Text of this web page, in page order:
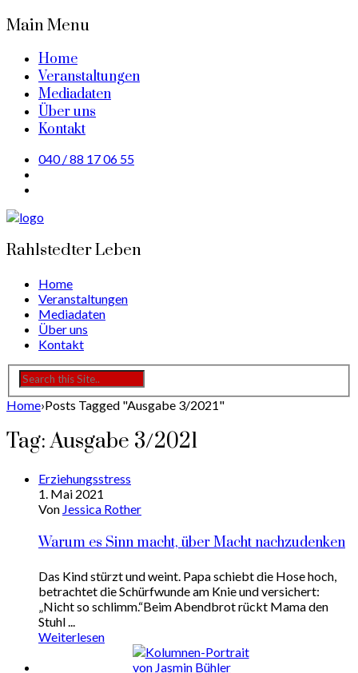
Main Menu
Home
Veranstaltungen
Mediadaten
Über uns
Kontakt
040 / 88 17 06 55
Rahlstedter Leben
Home
Veranstaltungen
Mediadaten
Über uns
Kontakt
Home›Posts Tagged "Ausgabe 3/2021"
Tag: Ausgabe 3/2021
Erziehungsstress
1. Mai 2021
Von Jessica Rother
Warum es Sinn macht, über Macht nachzudenken
Das Kind stürzt und weint. Papa schiebt die Hose hoch,
betrachtet die Schürfwunde am Knie und versichert:
„Nicht so schlimm.“Beim Abendbrot rückt Mama den
Stuhl ...
Weiterlesen